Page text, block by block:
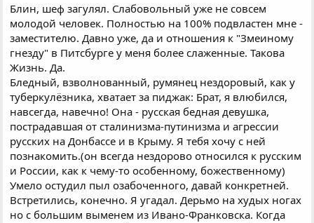
Блин, шеф загулял. Слабовольный уже не совсем
молодой человек. Полностью на 100% подвластен мне -
заместителю. Давно уже, да и отношения к "Змеиному
гнезду" в Питсбурге у меня более слаженные. Такова
Жизнь. Да.
Бледный, взволнованный, румянец нездоровый, как у
туберкулёзника, хватает за пиджак: Брат, я влюбился,
навсегда, навечно! Она - русская бедная девушка,
пострадавшая от сталинизма-путинизма и агрессии
русских на Донбассе и в Крыму. Я тебя хочу с ней
познакомить.(он всегда нездорово относился к русским
и России, как к чему-то особенному, божественному)
Умело остудил пыл озабоченного, давай конкретней.
Встретились, конечно. Я угадал. Дерьмо на худых ногах
но с большим выменем из Ивано-Франковска. Когда